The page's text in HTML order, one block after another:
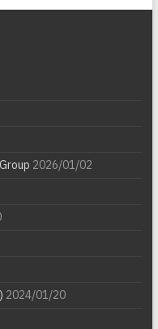
2026/01/02
2024/01/20